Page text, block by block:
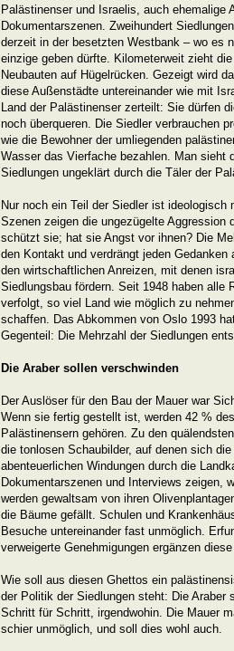
Palästinenser und Israelis, auch ehemalige
Dokumentarszenen. Zweihundert
derzeit in der besetzten Westbank – wo es
einzige geben dürfte. Kilometerweit zieht
Neubauten auf Hügelrücken. Gezeigt wird
diese Außenstädte untereinander wie mit
Land der Palästinenser zerteilt: Sie dürfen
noch überqueren. Die Siedler verbrauchen
wie die Bewohner der umliegenden
Wasser das Vierfache bezahlen. Man sieht
Siedlungen ungeklärt durch die Täler der
Nur noch ein Teil der Siedler ist ideologisch
Szenen zeigen die ungezügelte Aggression
schützt sie; hat sie Angst vor ihnen? Die
den Kontakt und verdrängt jeden
den wirtschaftlichen Anreizen, mit denen
Siedlungsbau fördern. Seit 1948 haben alle
verfolgt, so viel Land wie möglich zu
schaffen. Das Abkommen von Oslo 1993
Gegenteil: Die Mehrzahl der Siedlungen
Die Araber sollen verschwinden
Der Auslöser für den Bau der Mauer war
Wenn sie fertig gestellt ist, werden 42 %
Palästinensern gehören. Zu den
die tonlosen Schaubilder, auf denen sich
abenteuerlichen Windungen durch die
Dokumentarszenen und Interviews zeigen,
werden gewaltsam von ihren
die Bäume gefällt. Schulen und
Besuche untereinander fast unmöglich.
verweigerte Genehmigungen ergänzen
Wie soll aus diesen Ghettos ein
der Politik der Siedlungen steht: Die Araber
Schritt für Schritt, irgendwohin. Die Mauer
schier unmöglich, und soll dies wohl auch.